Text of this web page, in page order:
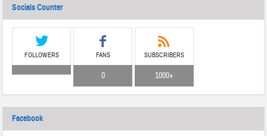
Socials Counter
FOLLOWERS FANS
0
SUBSCRIBERS
1000+
Facebook